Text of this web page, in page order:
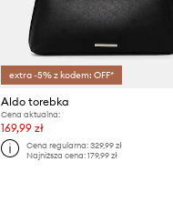
extra -5% z kodem: OFF*
Aldo torebka
Cena aktualna:
169,99 zł
Cena regularna: 329,99 zł
Najniższa cena: 179,99 zł